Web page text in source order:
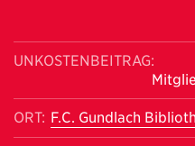
UNKOSTENBEITRAG:
ORT: F.C. Gundlach